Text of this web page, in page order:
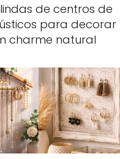
de centros de
para decorar
charme natural